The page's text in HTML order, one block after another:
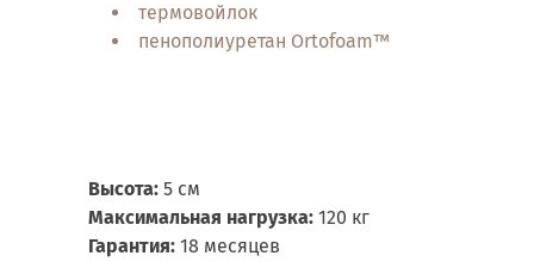
термовойлок
пенополиуретан Ortofoam™
Высота: 5 см
Максимальная нагрузка: 120 кг
Гарантия: 18 месяцев